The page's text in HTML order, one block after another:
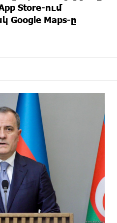
Store-ում
Google Maps-ը